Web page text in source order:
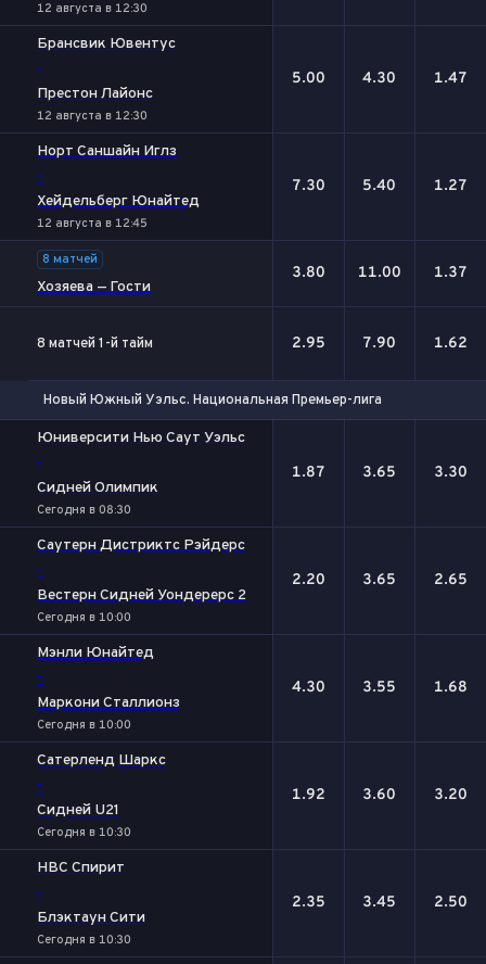
12 августа в 12:30
Брансвик Ювентус
-
Престон Лайонс
12 августа в 12:30
5.00 4.30 1.47
Норт Саншайн Иглз
-
Хейдельберг Юнайтед
12 августа в 12:45
7.30 5.40 1.27
8 матчей
Хозяева — Гости
3.80 11.00 1.37
8 матчей 1-й тайм 2.95 7.90 1.62
Новый Южный Уэльс. Национальная Премьер-лига
Юниверсити Нью Саут Уэльс
-
Сидней Олимпик
Сегодня в 08:30
1.87 3.65 3.30
Саутерн Дистриктс Рэйдерс
-
Вестерн Сидней Уондерерс 2
Сегодня в 10:00
2.20 3.65 2.65
Мэнли Юнайтед
-
Маркони Сталлионз
Сегодня в 10:00
4.30 3.55 1.68
Сатерленд Шаркс
-
Сидней U21
Сегодня в 10:30
1.92 3.60 3.20
НВС Спирит
-
Блэктаун Сити
Сегодня в 10:30
2.35 3.45 2.50